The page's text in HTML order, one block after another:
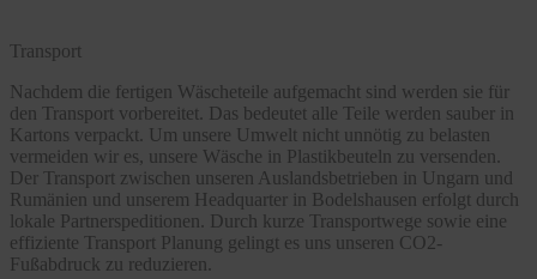
Transport
Nachdem die fertigen Wäscheteile aufgemacht sind werden sie für
den Transport vorbereitet. Das bedeutet alle Teile werden sauber in
Kartons verpackt. Um unsere Umwelt nicht unnötig zu belasten
vermeiden wir es, unsere Wäsche in Plastikbeuteln zu versenden.
Der Transport zwischen unseren Auslandsbetrieben in Ungarn und
Rumänien und unserem Headquarter in Bodelshausen erfolgt durch
lokale Partnerspeditionen. Durch kurze Transportwege sowie eine
effiziente Transport Planung gelingt es uns unseren CO2-
Fußabdruck zu reduzieren.